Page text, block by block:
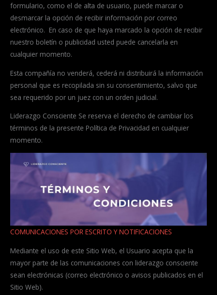
formulario, como el de alta de usuario, puede marcar o
desmarcar la opción de recibir información por correo
electrónico. En caso de que haya marcado la opción de recibir
nuestro boletín o publicidad usted puede cancelarla en
cualquier momento.
Esta compañía no venderá, cederá ni distribuirá la información
personal que es recopilada sin su consentimiento, salvo que
sea requerido por un juez con un orden judicial.
Liderazgo Consciente Se reserva el derecho de cambiar los
términos de la presente Política de Privacidad en cualquier
momento.
COMUNICACIONES POR ESCRITO Y NOTIFICACIONES
Mediante el uso de este Sitio Web, el Usuario acepta que la
mayor parte de las comunicaciones con liderazgo consciente
sean electrónicas (correo electrónico o avisos publicados en el
Sitio Web).